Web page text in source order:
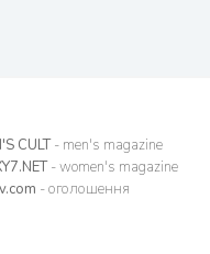
CULT- men's magazine
- women's magazine
- оголошення